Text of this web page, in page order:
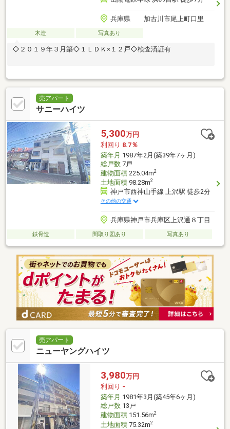
兵庫県 加古川市尾上町口里
木造 写真あり
◇２０１９年３月築◇１ＬＤＫ×１２戸◇検査済証有
売アパート
サニーハイツ
5,300万円
利回り 8.7％
築年月 1987年2月(築39年7ヶ月)
総戸数7戸
建物面積225.04m2
土地面積98.28m2
神戸市西神山手線 上沢駅 徒歩2分
その他の交通
兵庫県神戸市兵庫区上沢通８丁目
鉄骨造 間取り図あり 写真あり
売アパート
ニューヤングハイツ
3,980万円
利回り -
築年月 1981年3月(築45年6ヶ月)
総戸数13戸
建物面積151.56m2
土地面積75.32m2